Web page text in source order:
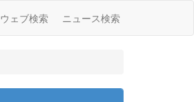
ウェブ検索 ニュース検索